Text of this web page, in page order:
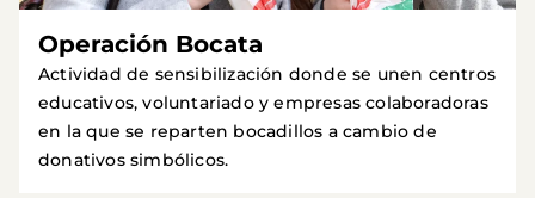
Operación Bocata
Actividad de sensibilización donde se unen centros
educativos, voluntariado y empresas colaboradoras
en la que se reparten bocadillos a cambio de
donativos simbólicos.